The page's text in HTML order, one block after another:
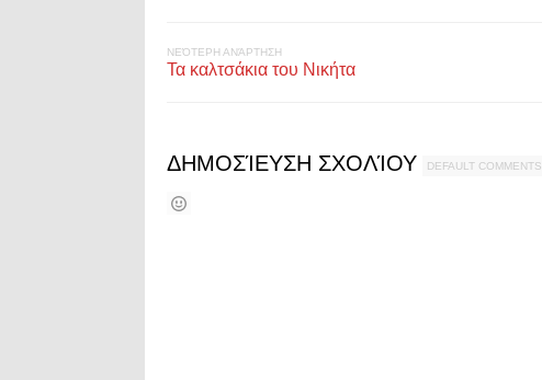
ΝΕΌΤΕΡΗ ΑΝΆΡΤΗΣΗ
Τα καλτσάκια του Νικήτα
ΔΗΜΟΣΊΕΥΣΗ ΣΧΟΛΊΟΥ DEFAULT COMMENTS